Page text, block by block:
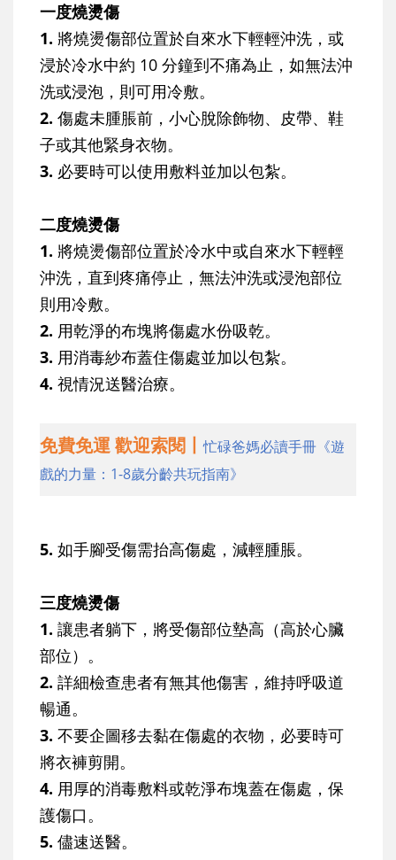
一度燒燙傷
1. 將燒燙傷部位置於自來水下輕輕沖洗，或
浸於冷水中約 10 分鐘到不痛為止，如無法沖
洗或浸泡，則可用冷敷。
2. 傷處未腫脹前，小心脫除飾物、皮帶、鞋
子或其他緊身衣物。
3. 必要時可以使用敷料並加以包紮。
二度燒燙傷
1. 將燒燙傷部位置於冷水中或自來水下輕輕
沖洗，直到疼痛停止，無法沖洗或浸泡部位
則用冷敷。
2. 用乾淨的布塊將傷處水份吸乾。
3. 用消毒紗布蓋住傷處並加以包紮。
4. 視情況送醫治療。
免費免運 歡迎索閱丨忙碌爸媽必讀手冊《遊
戲的力量：1-8歲分齡共玩指南》
5. 如手腳受傷需抬高傷處，減輕腫脹。
三度燒燙傷
1. 讓患者躺下，將受傷部位墊高（高於心臟
部位）。
2. 詳細檢查患者有無其他傷害，維持呼吸道
暢通。
3. 不要企圖移去黏在傷處的衣物，必要時可
將衣褲剪開。
4. 用厚的消毒敷料或乾淨布塊蓋在傷處，保
護傷口。
5. 儘速送醫。